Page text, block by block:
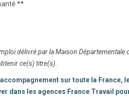
**
délivré par la Maison Départementale
ce(s) titre(s).
sur toute la France,
dans les agences France Travail